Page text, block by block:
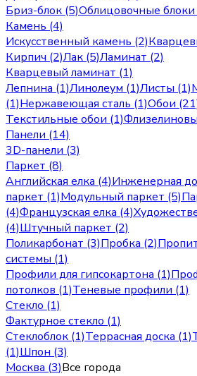
Бриз-блок (5)Облицовочные блоки
Камень (4)
Искусственный камень (2)
Кирпич (2)Лак (5)Ламинат (2)
Кварцевый ламинат (1)
Лепнина (1)Линолеум (1)Листы (1)
(1)Нержавеющая сталь (1)Обои
Текстильные обои (1)
Панели (14)
3D-панели (3)
Паркет (8)
Английская елка (4)Инженерная
паркет (1)Модульный паркет (5)
(4)Французская елка (4)
(4)Штучный паркет (2)
Поликарбонат (3)Пробка (2)
системы (1)
Профили для гипсокартона (1)
потолков (1)Теневые профили (1)
Стекло (1)
Фактурное стекло (1)
Стеклоблок (1)Террасная доска (1)
(1)Шпон (3)
Москва (3)Все города